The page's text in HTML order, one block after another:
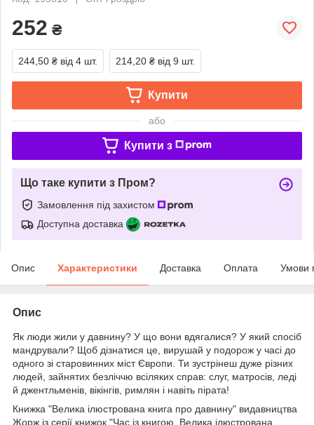
252 ₴
244,50 ₴ від 4 шт. 214,20 ₴ від 9 шт.
Купити
або
Купити з
Що таке купити з Пром?
Замовлення під захистом
Доступна доставка
Опис Характеристики Доставка Оплата Умови
Опис
Як люди жили у давнину? У що вони вдягалися? У який спосіб
мандрували? Щоб дізнатися це, вирушай у подорож у часі до
одного зі старовинних міст Європи. Ти зустрінеш дуже різних
людей, зайнятих безліччю всіляких справ: слуг, матросів, леді
й джентльменів, вікінгів, римлян і навіть пірата!
Книжка "Велика ілюстрована книга про давнину" видавництва
Жорж із серії книжок "Час із книгою, Велика ілюстрована